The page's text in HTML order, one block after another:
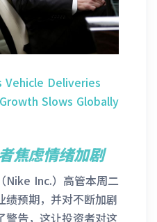
Deliveries
Slows Globally
焦虑情绪加剧
Nike Inc.）高管本周二
绩预期，并对不断加剧
警告，这让投资者对这